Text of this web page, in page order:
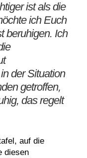
ist als die
ich Euch
beruhigen. Ich
der Situation
getroffen,
das regelt
auf die
diesen